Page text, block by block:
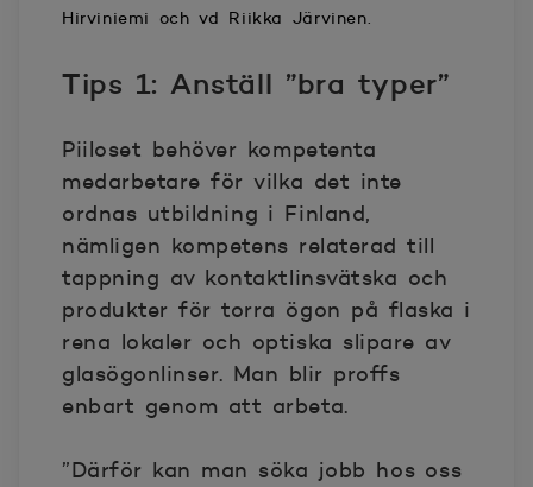
Hirviniemi och vd Riikka Järvinen.
Tips 1: Anställ ”bra typer”
Piiloset behöver kompetenta
medarbetare för vilka det inte
ordnas utbildning i Finland,
nämligen kompetens relaterad till
tappning av kontaktlinsvätska och
produkter för torra ögon på flaska i
rena lokaler och optiska slipare av
glasögonlinser. Man blir proffs
enbart genom att arbeta.
”Därför kan man söka jobb hos oss